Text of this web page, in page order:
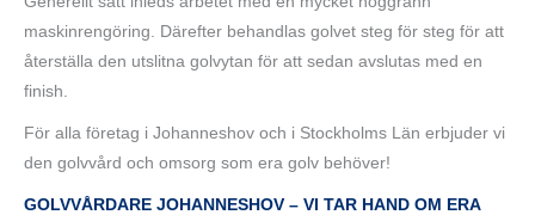
maskinrengöring. Därefter behandlas golvet steg för steg för att
återställa den utslitna golvytan för att sedan avslutas med en
finish.
För alla företag i Johanneshov och i Stockholms Län erbjuder vi
den golvvård och omsorg som era golv behöver!
GOLVVÅRDARE JOHANNESHOV – VI TAR HAND OM ERA